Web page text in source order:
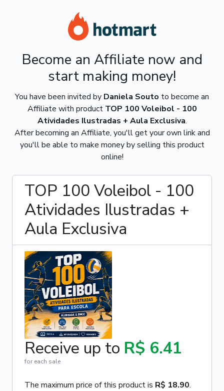
Become an Affiliate now and
start making money!
You have been invited by Daniela Souto to become an
Affiliate with product TOP 100 Voleibol - 100
Atividades Ilustradas + Aula Exclusiva.
After becoming an Affiliate, you'll get your own link and
you'll be able to make money by selling this product
online!
TOP 100 Voleibol - 100
Atividades Ilustradas +
Aula Exclusiva
Receive up to R$ 6.41
for each sale
The maximum price of this product is R$ 18.90.